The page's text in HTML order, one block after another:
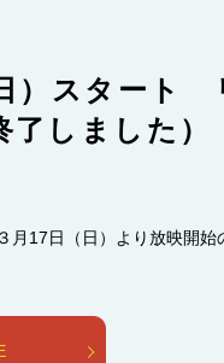
）スタート
了しました）
月17日（日）より放映開